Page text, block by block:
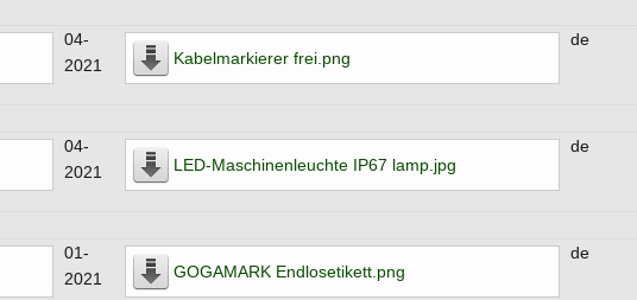
04-
2021
Kabelmarkierer frei.png
de
04-
2021
LED-Maschinenleuchte IP67 lamp.jpg
de
01-
2021
GOGAMARK Endlosetikett.png
de